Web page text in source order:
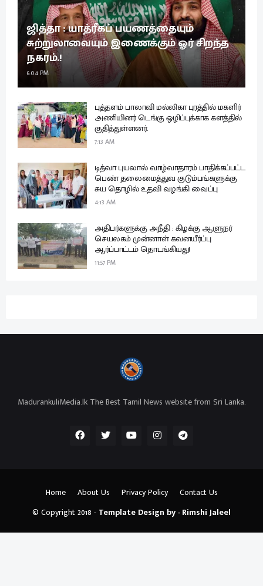
ஜித்தா : யாத்ரீகப் பயணத்தையும்
சுற்றுலாவையும் இணைக்கும் ஓர் சிறந்த
நகரம்.!
6:04 PM
புத்தளம் பாலாவி மல்லிகா புரத்தில் மகளிர்
அணியினர் டெங்கு ஒழிப்புக்காக களத்தில்
குதித்துள்ளனர்.
7:13 AM
டித்வா புயலால் வாழ்வாதாரம் பாதிக்கப்பட்ட
பெண் தலைமைத்துவ குடும்பங்களுக்கு
சுய தொழில் உதவி வழங்கி வைப்பு
4:13 AM
அதிபர்களுக்கு அநீதி : கிழக்கு ஆளுநர்
செயலகம் முன்னாள் கவனயீர்ப்பு
ஆர்ப்பாட்டம் தொடங்கியது!
11:57 PM
MadurankuliMedia.lk The Best Tamil News website from Sri Lanka.
© Copyright 2018 - Template Design by - Rimshi Jaleel
Home About Us Privacy Policy Contact Us